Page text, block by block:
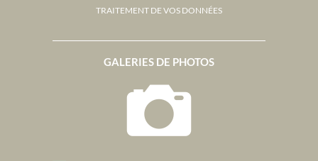
GALERIES DE PHOTOS
TRAITEMENT DE VOS DONNÉES